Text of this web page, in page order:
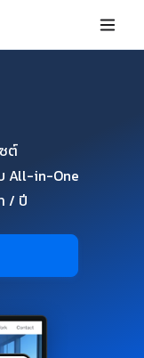
ต์
All-in-One
/ ปี